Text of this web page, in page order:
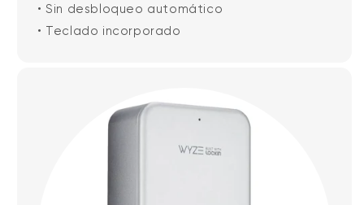
• Sin desbloqueo automático
• Teclado incorporado